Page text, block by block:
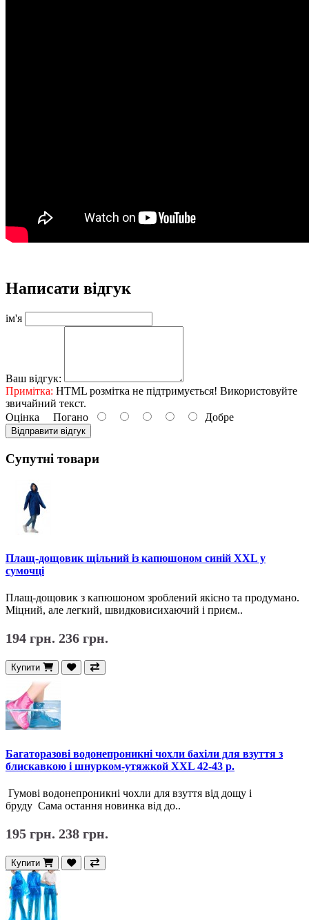
Написати відгук
ім'я
Ваш відгук:
Примітка: HTML розмітка не підтримується! Використовуйте
звичайний текст.
Оцінка Погано Добре
Відправити відгук
Супутні товари
Плащ-дощовик щільний із капюшоном синій ХXL у
сумочці
Плащ-дощовик з капюшоном зроблений якісно та продумано.
Міцний, але легкий, швидковисихаючий і приєм..
194 грн. 236 грн.
Купити
Багаторазові водонепроникні чохли бахіли для взуття з
блискавкою і шнурком-утяжкой XXL 42-43 р.
Гумові водонепроникні чохли для взуття від дощу і
бруду Сама остання новинка від до..
195 грн. 238 грн.
Купити